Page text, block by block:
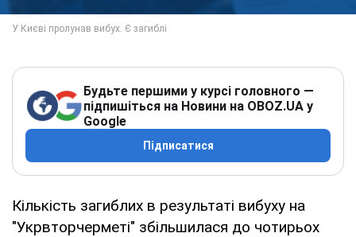
Будьте першими у курсі головного —
підпишіться на Новини на OBOZ.UA у
Google
Підписатися
Кількість загиблих в результаті вибуху на
"Укрвторчерметі" збільшилася до чотирьох